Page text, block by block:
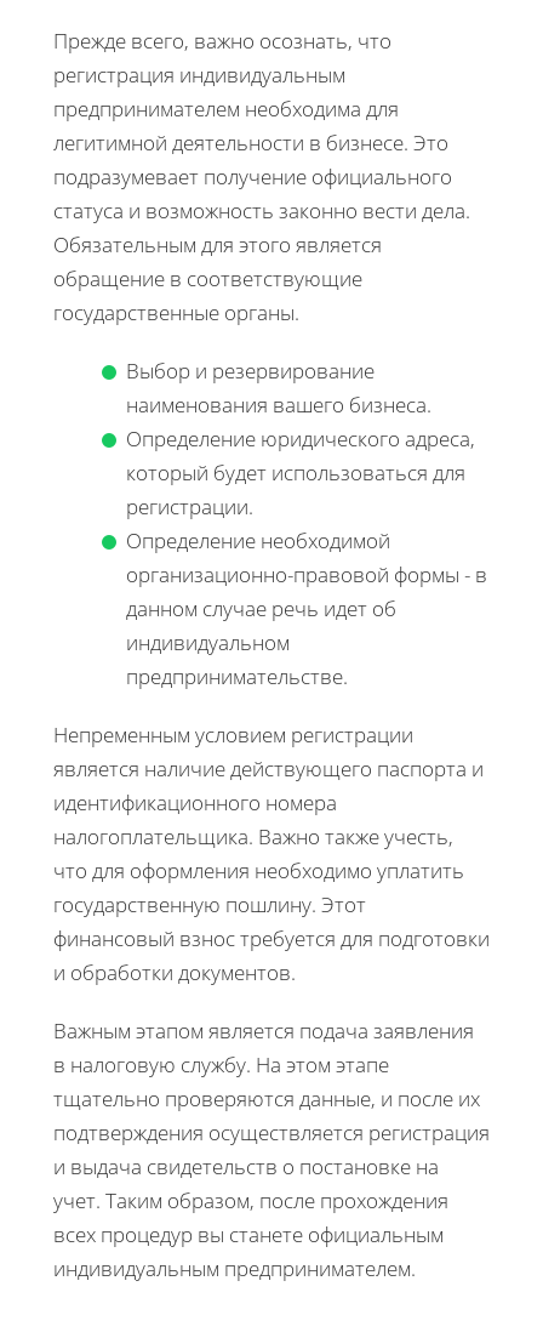
Прежде всего, важно осознать, что
регистрация индивидуальным
предпринимателем необходима для
легитимной деятельности в бизнесе. Это
подразумевает получение официального
статуса и возможность законно вести дела.
Обязательным для этого является
обращение в соответствующие
государственные органы.
Выбор и резервирование
наименования вашего бизнеса.
Определение юридического адреса,
который будет использоваться для
регистрации.
Определение необходимой
организационно-правовой формы - в
данном случае речь идет об
индивидуальном
предпринимательстве.
Непременным условием регистрации
является наличие действующего паспорта и
идентификационного номера
налогоплательщика. Важно также учесть,
что для оформления необходимо уплатить
государственную пошлину. Этот
финансовый взнос требуется для подготовки
и обработки документов.
Важным этапом является подача заявления
в налоговую службу. На этом этапе
тщательно проверяются данные, и после их
подтверждения осуществляется регистрация
и выдача свидетельств о постановке на
учет. Таким образом, после прохождения
всех процедур вы станете официальным
индивидуальным предпринимателем.